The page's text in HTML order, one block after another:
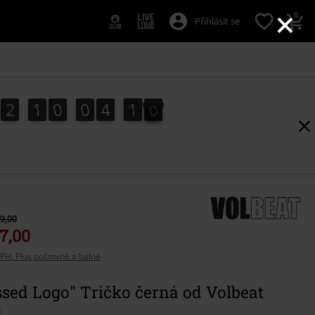
×
Přihlásit se 0
2
2 1
1 0
0 0
0 4
4 0
1
0 8
9
8
Plus poštovné a balné
Logo" Tričko černá od Volbeat